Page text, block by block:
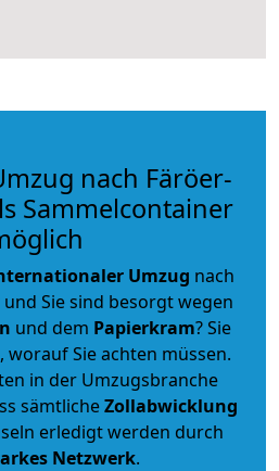
nach Färöer-
Sammelcontainer
Umzug nach
Sie sind besorgt wegen
und dem Papierkram? Sie
worauf Sie achten müssen.
in der Umzugsbranche
sämtlicheZollabwicklung
erledigt werden durch
Netzwerk.